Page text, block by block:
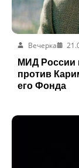
Вечерка
МИД России
против
его Фонда